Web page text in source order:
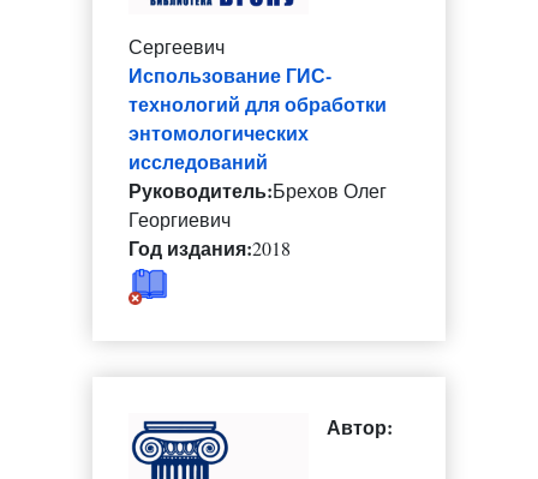
Сергеевич
Использование ГИС-
технологий для обработки
энтомологических
исследований
Руководитель:Брехов Олег
Георгиевич
Год издания:2018
Автор: